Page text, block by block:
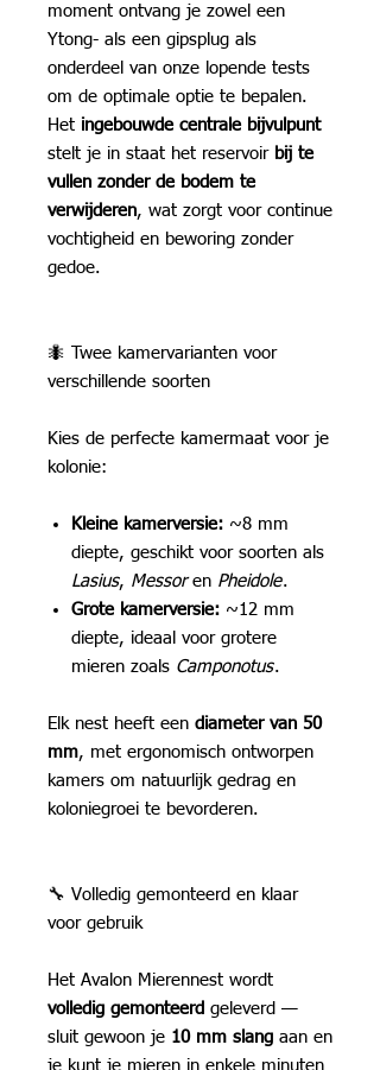
moment ontvang je zowel een
Ytong- als een gipsplug als
onderdeel van onze lopende tests
om de optimale optie te bepalen.
Het ingebouwde centrale bijvulpunt
stelt je in staat het reservoir bij te
vullen zonder de bodem te
verwijderen, wat zorgt voor continue
vochtigheid en beworing zonder
gedoe.
🐜 Twee kamervarianten voor
verschillende soorten
Kies de perfecte kamermaat voor je
kolonie:
Kleine kamerversie: ~8 mm
diepte, geschikt voor soorten als
Lasius, Messoren Pheidole.
Grote kamerversie: ~12 mm
diepte, ideaal voor grotere
mieren zoals Camponotus.
Elk nest heeft een diameter van 50
mm, met ergonomisch ontworpen
kamers om natuurlijk gedrag en
koloniegroei te bevorderen.
🔧 Volledig gemonteerd en klaar
voor gebruik
Het Avalon Mierennest wordt
volledig gemonteerd geleverd —
sluit gewoon je 10 mm slang aan en
je kunt je mieren in enkele minuten